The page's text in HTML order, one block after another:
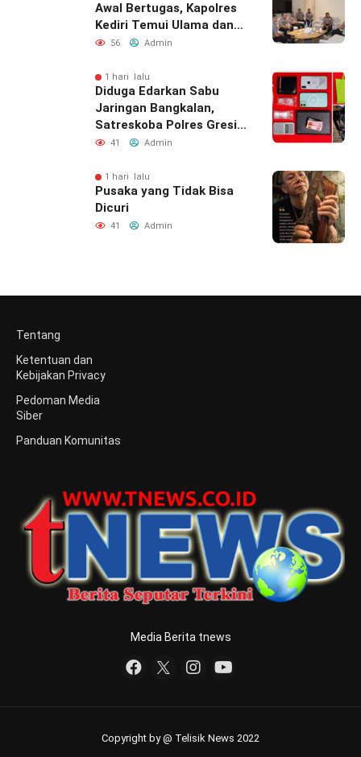
Awal Bertugas, Kapolres
Kediri Temui Ulama dan
Bupati
56 Admin
1 hari lalu
Diduga Edarkan Sabu
Jaringan Bangkalan,
Satreskoba Polres Gresik
Tangkap Oknum
Gresik
41 Admin
1 hari lalu
Pusaka yang Tidak Bisa
Dicuri
41 Admin
Tentang
Ketentuan dan
Kebijakan Privacy
Pedoman Media
Siber
Panduan Komunitas
Media Berita tnews
Copyright by @ Telisik News 2022